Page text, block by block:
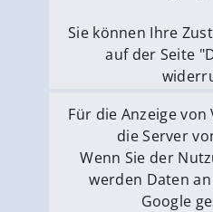
Sie können Ihre
auf der Seite
Externe
Für die Anzeige
die Server
Wenn Sie der
werden Daten
Google